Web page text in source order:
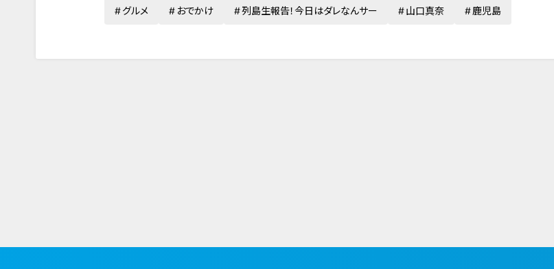
グルメ おでかけ 列島生報告！今日はダレなんサー 山口真奈 鹿児島